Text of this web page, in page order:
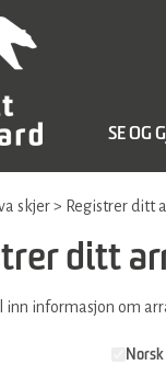
SE OG
skjer> Registrer ditt
ditt
inn informasjon om
Norsk